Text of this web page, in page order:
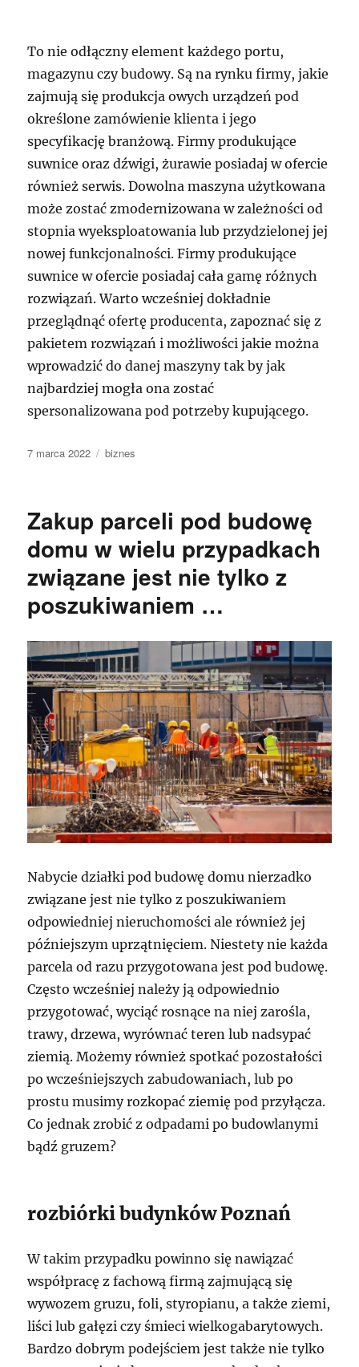
To nie odłączny element każdego portu,
magazynu czy budowy. Są na rynku firmy, jakie
zajmują się produkcja owych urządzeń pod
określone zamówienie klienta i jego
specyfikację branżową. Firmy produkujące
suwnice oraz dźwigi, żurawie posiadaj w ofercie
również serwis. Dowolna maszyna użytkowana
może zostać zmodernizowana w zależności od
stopnia wyeksploatowania lub przydzielonej jej
nowej funkcjonalności. Firmy produkujące
suwnice w ofercie posiadaj cała gamę różnych
rozwiązań. Warto wcześniej dokładnie
przeglądnąć ofertę producenta, zapoznać się z
pakietem rozwiązań i możliwości jakie można
wprowadzić do danej maszyny tak by jak
najbardziej mogła ona zostać
spersonalizowana pod potrzeby kupującego.
Data
7 marca 2022 Kategorie
biznes
Zakup parceli pod budowę
domu w wielu przypadkach
związane jest nie tylko z
poszukiwaniem …
Nabycie działki pod budowę domu nierzadko
związane jest nie tylko z poszukiwaniem
odpowiedniej nieruchomości ale również jej
późniejszym uprzątnięciem. Niestety nie każda
parcela od razu przygotowana jest pod budowę.
Często wcześniej należy ją odpowiednio
przygotować, wyciąć rosnące na niej zarośla,
trawy, drzewa, wyrównać teren lub nadsypać
ziemią. Możemy również spotkać pozostałości
po wcześniejszych zabudowaniach, lub po
prostu musimy rozkopać ziemię pod przyłącza.
Co jednak zrobić z odpadami po budowlanymi
bądź gruzem?
rozbiórki budynków Poznań
W takim przypadku powinno się nawiązać
współpracę z fachową firmą zajmującą się
wywozem gruzu, foli, styropianu, a także ziemi,
liści lub gałęzi czy śmieci wielkogabarytowych.
Bardzo dobrym podejściem jest także nie tylko